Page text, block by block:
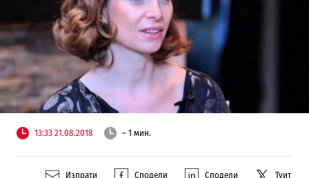
13:33 21.08.2018 ~ 1 мин.
Изпрати Сподели Сподели Туит